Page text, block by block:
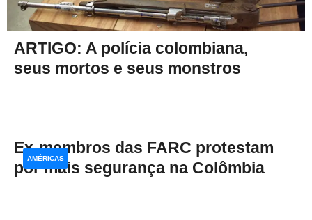
ARTIGO: A polícia colombiana,
seus mortos e seus monstros
Ex-membros das FARC protestam
por mais segurança na Colômbia
AMÉRICAS